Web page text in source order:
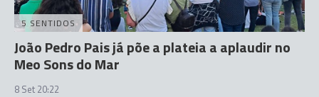
5 SENTIDOS
João Pedro Pais já põe a plateia a aplaudir no
Meo Sons do Mar
8 Set 20:22